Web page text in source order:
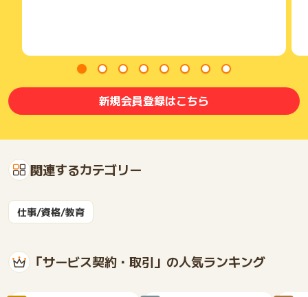
新規会員登録はこちら
関連するカテゴリー
仕事/資格/教育
「サービス契約・取引」の人気ランキング